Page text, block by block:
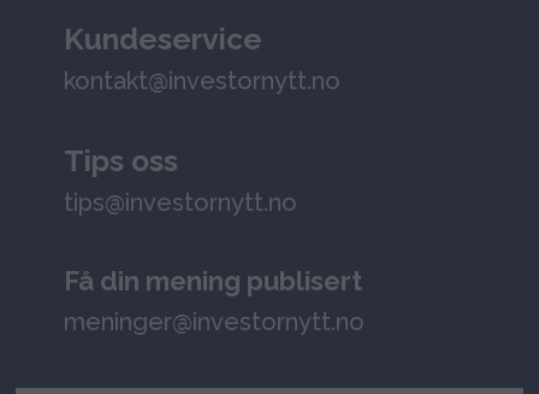
Kundeservice
kontakt@investornytt.no
Tips oss
tips@investornytt.no
Få din mening publisert
meninger@investornytt.no